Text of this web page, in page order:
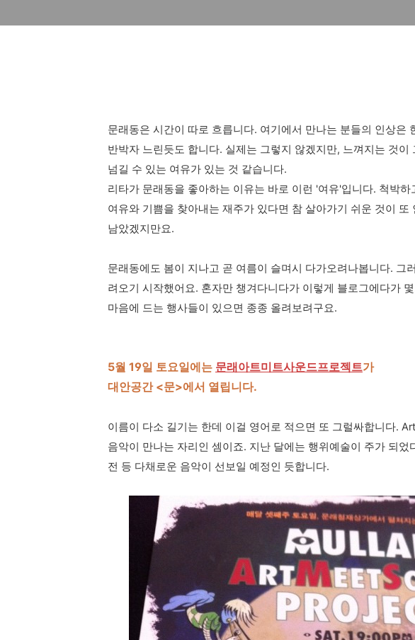
문래동은 시간이 따로 흐릅니다. 여기에서 만나는 분들의 인상은
반박자 느린듯도 합니다. 실제는 그렇지 않겠지만, 느껴지는 것
넘길 수 있는 여유가 있는 것 같습니다.
리타가 문래동을 좋아하는 이유는 바로 이런 '여유'입니다. 척박
여유와 기쁨을 찾아내는 재주가 있다면 참 살아가기 쉬운 것이
남았겠지만요.
문래동에도 봄이 지나고 곧 여름이 슬며시 다가오려나봅니다. 그
려오기 시작했어요. 혼자만 챙겨다니다가 이렇게 블로그에다가
마음에 드는 행사들이 있으면 종종 올려보려구요.
5월 19일 토요일에는 문래아트미트사운드프로젝트가
대안공간 <문>에서 열립니다.
이름이 다소 길기는 한데 이걸 영어로 적으면 또 그럴싸합니다.
음악이 만나는 자리인 셈이죠. 지난 달에는 행위예술이 주가 되
전 등 다채로운 음악이 선보일 예정인 듯합니다.